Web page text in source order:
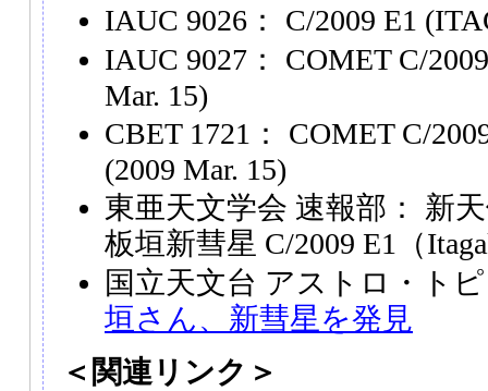
IAUC 9026： C/2009 E1
IAUC 9027： COMET C/
Mar. 15)
CBET 1721： COMET C/
(2009 Mar. 15)
東亜天文学会 速報部： 新
板垣新彗星 C/2009 E1（
国立天文台 アストロ・ト
垣さん、新彗星を発見
＜関連リンク＞